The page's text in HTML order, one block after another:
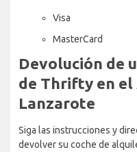
Visa
MasterCard
Devolución de
de Thrifty en
Lanzarote
Siga las instrucciones y
devolver su coche de